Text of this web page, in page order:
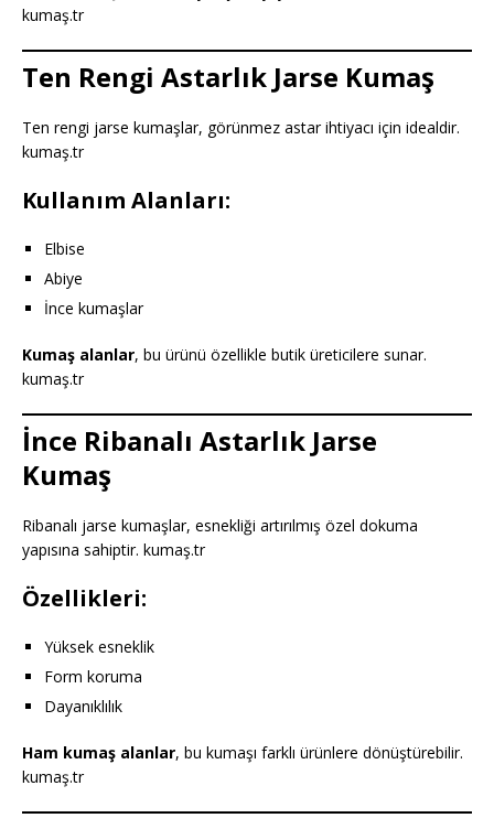
kumaş.tr
Ten Rengi Astarlık Jarse Kumaş
Ten rengi jarse kumaşlar, görünmez astar ihtiyacı için idealdir.
kumaş.tr
Kullanım Alanları:
Elbise
Abiye
İnce kumaşlar
Kumaş alanlar, bu ürünü özellikle butik üreticilere sunar.
kumaş.tr
İnce Ribanalı Astarlık Jarse
Kumaş
Ribanalı jarse kumaşlar, esnekliği artırılmış özel dokuma
yapısına sahiptir. kumaş.tr
Özellikleri:
Yüksek esneklik
Form koruma
Dayanıklılık
Ham kumaş alanlar, bu kumaşı farklı ürünlere dönüştürebilir.
kumaş.tr